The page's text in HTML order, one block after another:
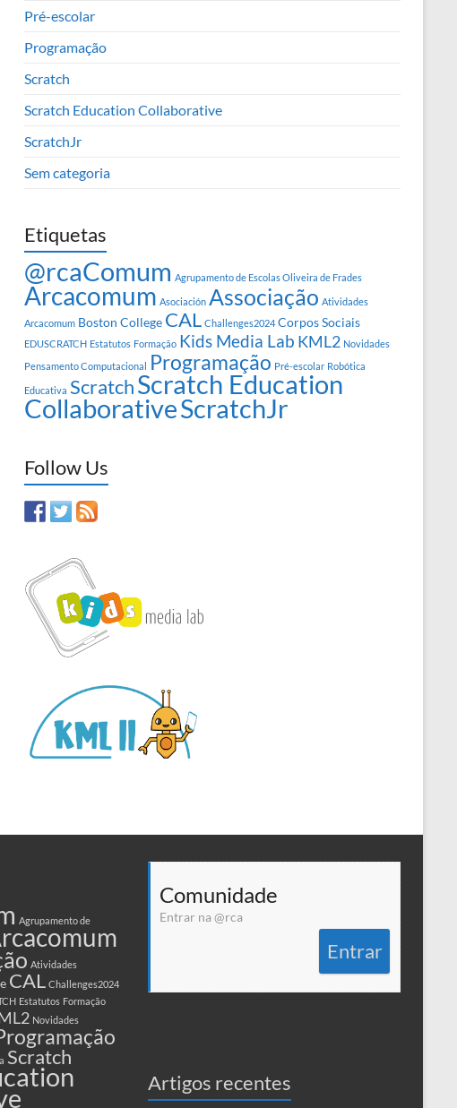
Pré-escolar
Programação
Scratch
Scratch Education Collaborative
ScratchJr
Sem categoria
Etiquetas
@rcaComum Agrupamento de Escolas Oliveira de Frades
Arcacomum Asociación Associação Atividades
Arcacomum Boston College CAL Challenges2024 Corpos Sociais
EDUSCRATCH Estatutos Formação Kids Media Lab KML2 Novidades
Pensamento Computacional
Programação Pré-escolar Robótica
Educativa ScratchScratch Education
CollaborativeScratchJr
Follow Us
Agrupamento de
Atividades
CAL Challenges2024
Estatutos Formação
Novidades
Scratch
Comunidade
Entrar na @rca
Entrar
Artigos recentes